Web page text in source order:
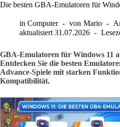
Die besten GBA-Emulatoren für
in Computer von Mario
aktualisiert 31.07.2026
GBA-Emulatoren für Windows 11
Entdecken Sie die besten
Advance-Spiele mit starken
Kompatibilität.